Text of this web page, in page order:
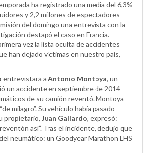
ha registrado una media del 6,3%
y 2,2 millones de espectadores
del domingo una entrevista con la
destapó el caso en Francia.
vez la lista oculta de accidentes
han dejado víctimas en nuestro país,
entrevistará a Antonio Montoya, un
un accidente en septiembre de 2014
de su camión reventó. Montoya
milagro”. Su vehículo había pasado
propietario, Juan Gallardo, expresó:
así”. Tras el incidente, dedujo que
neumático: un Goodyear Marathon LHS